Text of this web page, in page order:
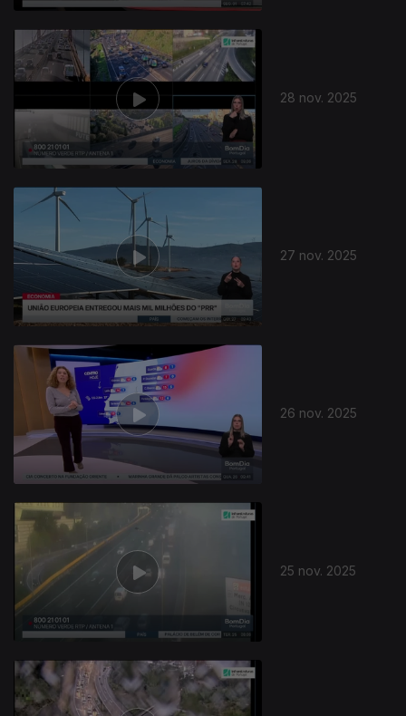
28 nov. 2025
27 nov. 2025
892339
26 nov. 2025
25 nov. 2025